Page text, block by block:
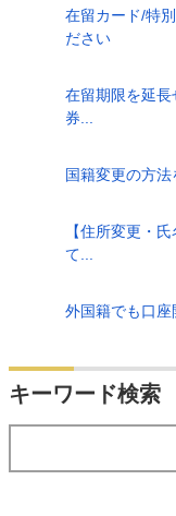
在留カード/特
ださい
在留期限を延
券...
国籍変更の方
【住所変更・
て...
外国籍でも口座
キーワード検索